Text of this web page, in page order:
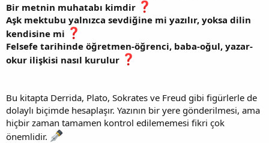
Bir metnin muhatabı kimdir
Aşk mektubu yalnızca sevdiğine mi yazılır, yoksa dilin
kendisine mi
Felsefe tarihinde öğretmen-öğrenci, baba-oğul, yazar-
okur ilişkisi nasıl kurulur
Bu kitapta Derrida, Plato, Sokrates ve Freud gibi figürlerle de
dolaylı biçimde hesaplaşır. Yazının bir yere gönderilmesi, ama
hiçbir zaman tamamen kontrol edilememesi fikri çok
önemlidir.